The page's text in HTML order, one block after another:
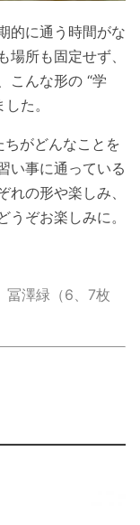
的に通う時間がな
所も固定せず、
こんな形の “学
た。
がどんなことを
い事に通っている
れの形や楽しみ、
ぞお楽しみに。
冨澤緑（6、7枚